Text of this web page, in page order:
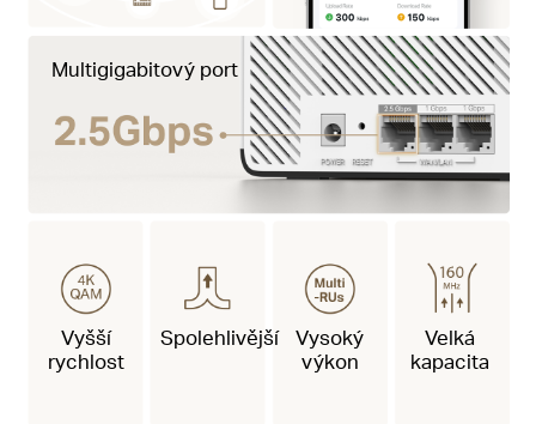
Multigigabitový port
Vyšší
rychlost
Spolehlivější
Vysoký
výkon
Velká
kapacita